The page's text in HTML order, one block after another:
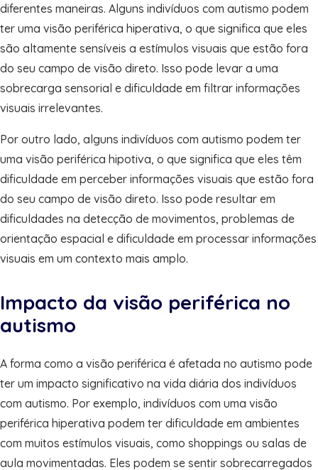
diferentes maneiras. Alguns indivíduos com autismo podem
ter uma visão periférica hiperativa, o que significa que eles
são altamente sensíveis a estímulos visuais que estão fora
do seu campo de visão direto. Isso pode levar a uma
sobrecarga sensorial e dificuldade em filtrar informações
visuais irrelevantes.
Por outro lado, alguns indivíduos com autismo podem ter
uma visão periférica hipotiva, o que significa que eles têm
dificuldade em perceber informações visuais que estão fora
do seu campo de visão direto. Isso pode resultar em
dificuldades na detecção de movimentos, problemas de
orientação espacial e dificuldade em processar informações
visuais em um contexto mais amplo.
Impacto da visão periférica no
autismo
A forma como a visão periférica é afetada no autismo pode
ter um impacto significativo na vida diária dos indivíduos
com autismo. Por exemplo, indivíduos com uma visão
periférica hiperativa podem ter dificuldade em ambientes
com muitos estímulos visuais, como shoppings ou salas de
aula movimentadas. Eles podem se sentir sobrecarregados